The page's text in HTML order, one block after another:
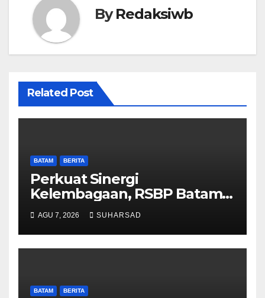
ByRedaksiwb
Related Post
BATAM BERITA
Perkuat Sinergi
Kelembagaan, RSBP Batam
dan BPOM Pastikan
Pelayanan dan Ketersediaan
Obat Aman
AGU 7, 2026 SUHARSAD
BATAM BERITA